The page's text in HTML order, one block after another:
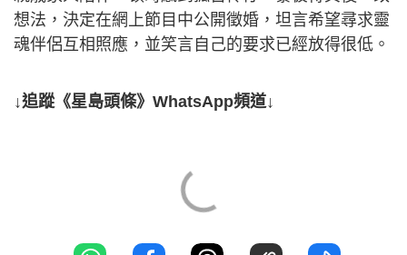
想法，決定在網上節目中公開徵婚，坦言希望尋求靈
魂伴侶互相照應，並笑言自己的要求已經放得很低。
↓追蹤《星島頭條》WhatsApp頻道↓